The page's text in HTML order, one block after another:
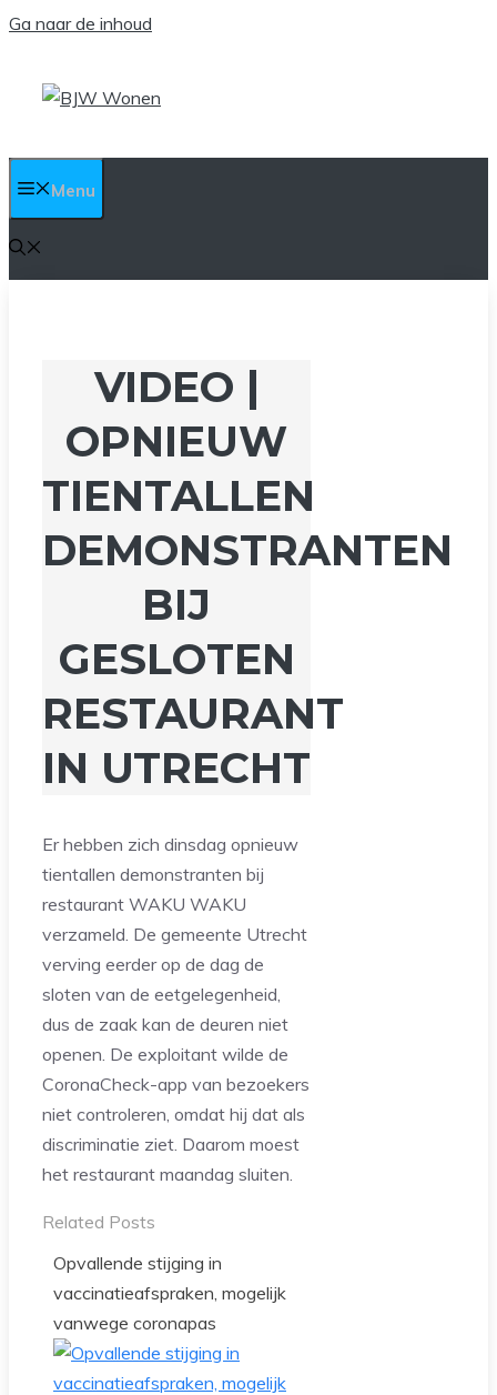
Ga naar de inhoud
Menu
VIDEO |
OPNIEUW
TIENTALLEN
DEMONSTRANTEN
BIJ
GESLOTEN
RESTAURANT
IN UTRECHT
Er hebben zich dinsdag opnieuw
tientallen demonstranten bij
restaurant WAKU WAKU
verzameld. De gemeente Utrecht
verving eerder op de dag de
sloten van de eetgelegenheid,
dus de zaak kan de deuren niet
openen. De exploitant wilde de
CoronaCheck-app van bezoekers
niet controleren, omdat hij dat als
discriminatie ziet. Daarom moest
het restaurant maandag sluiten.
Related Posts
Opvallende stijging in
vaccinatieafspraken, mogelijk
vanwege coronapas